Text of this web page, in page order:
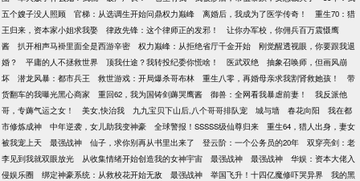
罗伊将军，然而渣男心中有个白月光，绿茶婊白莲花
层出不穷。雌性人鱼作为繁衍后代的工具，蓝寒枫却
是个生不出孩子的怪胎……这将军夫人的日子简直没
法过了！好在蓝寒枫还有游戏系统傍身，就算是个地
位低下的雌性人鱼，也能自食其力。不仅武力值爆
棚，作为一个合格的毒哥，蛊毒、治疗两不误。五毒
的毒虫毒蝎更是变成了帝国绝种灵兽，蓝寒枫成为了
帝国驱使灵兽的高手。再开个星际宠物店，分分钟变
身星际首富，征服全帝国，踹掉渣男！然而……就在
要和渣男将军离婚的时候，他的肚子里怎么多了个“不
明生物”？
五个嫂子没人照顾
官梯：从选调生开始问鼎权力巅峰 离婚后，我成为了医学传奇！
重生70：猎
王归来，资本家小姐求我娶
律政先锋：这个律师正的发邪！
让你办军校，你佣兵百万震慑鹰
酱
扒开相声马褂里面全是西游辛密 权力巅峰：从拒绝省厅千金开始
刚觉醒透视眼，你要跟我退
婚？
平庸的人不拯救世界 顶我仕途？我转投纪委你慌啥！ 医武双绝
抽象召唤师，但画风崩
坏
潜龙风暴：都市兵王 救世游戏：开局爆杀哥布林 重生八零，再婚母亲求我割肾救她孩！
带
货翻车的我曝光黑心商家
重回62，我为国铸剑薅哭鹰酱 御兽：全网看我暴虐前妻！
我反派他
哥，专薅气运之女！
美女,快治我 九九宝贝下山后,八个哥哥排队宠 城与墙 春花向阳
我在都
市修炼成神
中年逆袭，女儿助我变神豪 全球警报！SSSSS级仙尊归来
重生64，猎人出身，妻女
被我宠上天
最强战神 仙子，求你别再从书里出来了 登云阶：一个公务员的20年
双穿亮剑：老
李见到我就双眼放光
从收集情绪开始创造我的女神宇宙 最强战神 最强战神
华娱：资本大佬入
侵娱乐圈
绑定神豪系统：从救校花开始无敌 最强战神 举国飞升！十四亿魔修吓哭异界
我的黑